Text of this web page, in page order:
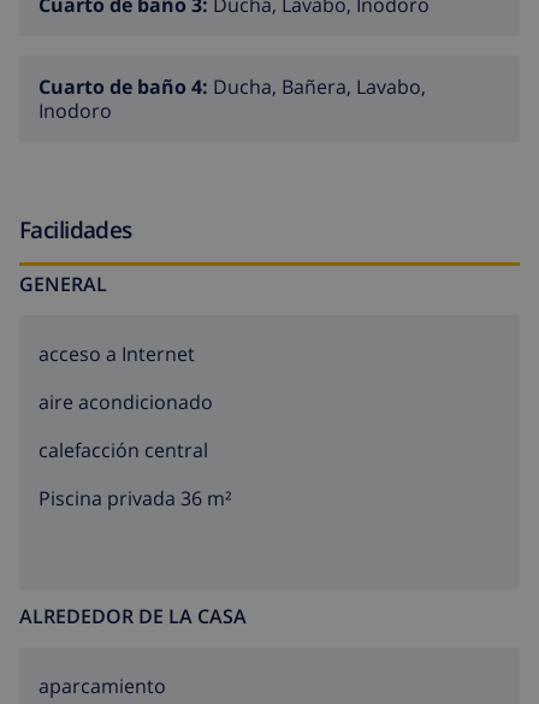
Cuarto de baño 4: Ducha, Bañera, Lavabo,
Inodoro
Facilidades
GENERAL
acceso a Internet
aire acondicionado
calefacción central
Piscina privada 36 m²
ALREDEDOR DE LA CASA
aparcamiento